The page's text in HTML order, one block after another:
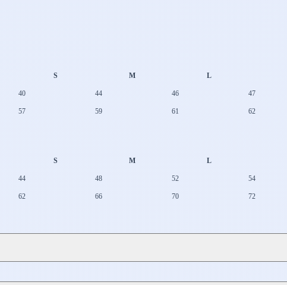
S M L
40 44 46 47
57 59 61 62
S M L
44 48 52 54
62 66 70 72